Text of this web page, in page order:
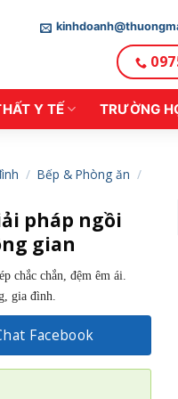
Y TẾ TRƯỜNG
/ Bếp & Phòng ăn /
pháp ngồi
gian
chắc chắn, đệm êm ái.
gia đình.
Facebook